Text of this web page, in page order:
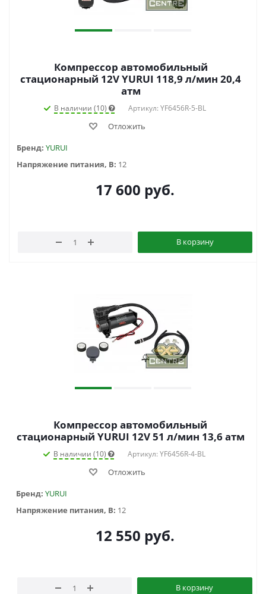
Компрессор автомобильный
стационарный 12V YURUI 118,9 л/мин 20,4
атм
В наличии (10) Артикул: YF6456R-5-BL
Отложить
Бренд: YURUI
Напряжение питания, В: 12
17 600 руб.
В корзину
Компрессор автомобильный
стационарный YURUI 12V 51 л/мин 13,6 атм
В наличии (10) Артикул: YF6456R-4-BL
Отложить
Бренд: YURUI
Напряжение питания, В: 12
12 550 руб.
В корзину